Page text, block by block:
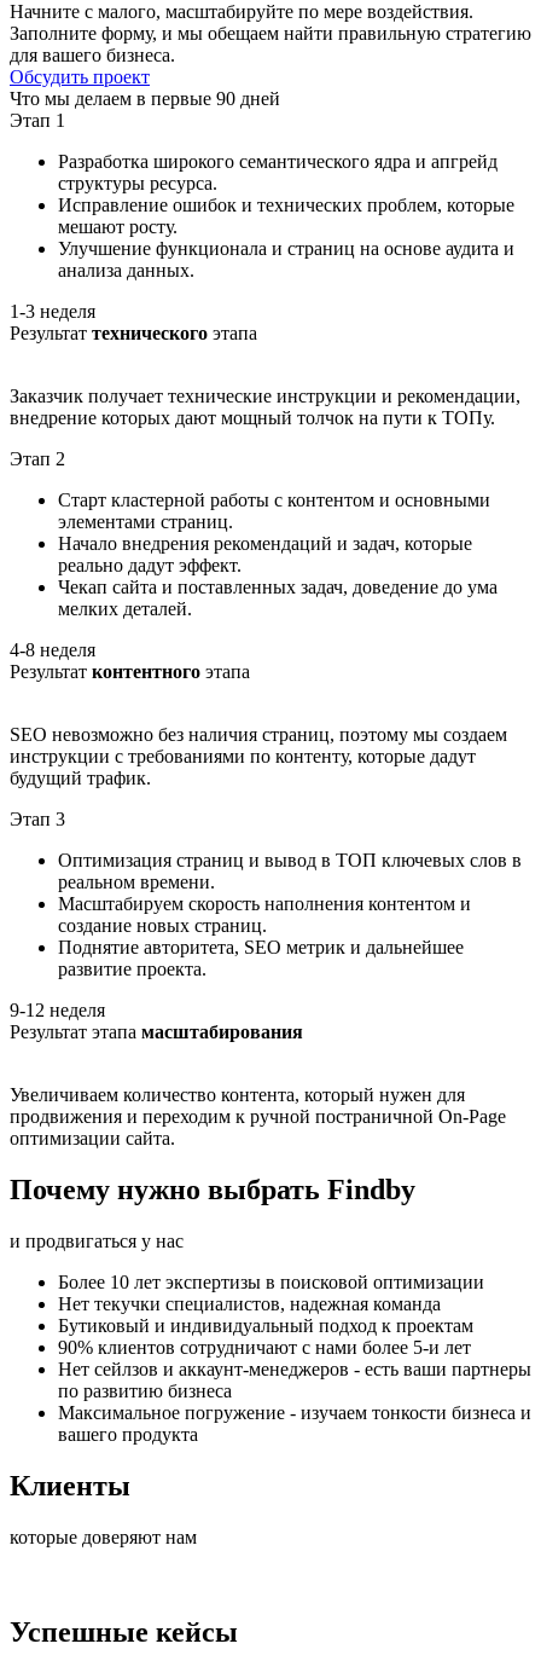
Начните с малого, масштабируйте по мере воздействия.
Заполните форму, и мы обещаем найти правильную стратегию
для вашего бизнеса.
Обсудить проект
Что мы делаем в первые 90 дней
Этап 1
Разработка широкого семантического ядра и апгрейд
структуры ресурса.
Исправление ошибок и технических проблем, которые
мешают росту.
Улучшение функционала и страниц на основе аудита и
анализа данных.
1-3 неделя
Результат технического этапа
Заказчик получает технические инструкции и рекомендации,
внедрение которых дают мощный толчок на пути к ТОПу.
Этап 2
Старт кластерной работы с контентом и основными
элементами страниц.
Начало внедрения рекомендаций и задач, которые
реально дадут эффект.
Чекап сайта и поставленных задач, доведение до ума
мелких деталей.
4-8 неделя
Результат контентного этапа
SEO невозможно без наличия страниц, поэтому мы создаем
инструкции с требованиями по контенту, которые дадут
будущий трафик.
Этап 3
Оптимизация страниц и вывод в ТОП ключевых слов в
реальном времени.
Масштабируем скорость наполнения контентом и
создание новых страниц.
Поднятие авторитета, SEO метрик и дальнейшее
развитие проекта.
9-12 неделя
Результат этапа масштабирования
Увеличиваем количество контента, который нужен для
продвижения и переходим к ручной постраничной On-Page
оптимизации сайта.
Почему нужно выбрать Findby
и продвигаться у нас
Более 10 лет экспертизы в поисковой оптимизации
Нет текучки специалистов, надежная команда
Бутиковый и индивидуальный подход к проектам
90% клиентов сотрудничают с нами более 5-и лет
Нет сейлзов и аккаунт-менеджеров - есть ваши партнеры
по развитию бизнеса
Максимальное погружение - изучаем тонкости бизнеса и
вашего продукта
Клиенты
которые доверяют нам
Успешные кейсы